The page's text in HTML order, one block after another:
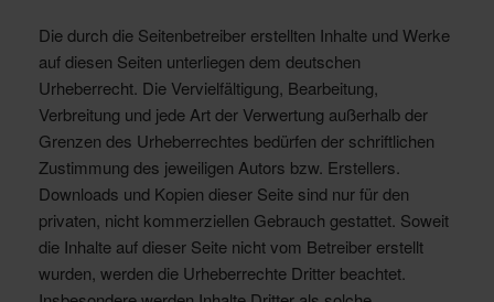
Die durch die Seitenbetreiber erstellten Inhalte und Werke
auf diesen Seiten unterliegen dem deutschen
Urheberrecht. Die Vervielfältigung, Bearbeitung,
Verbreitung und jede Art der Verwertung außerhalb der
Grenzen des Urheberrechtes bedürfen der schriftlichen
Zustimmung des jeweiligen Autors bzw. Erstellers.
Downloads und Kopien dieser Seite sind nur für den
privaten, nicht kommerziellen Gebrauch gestattet. Soweit
die Inhalte auf dieser Seite nicht vom Betreiber erstellt
wurden, werden die Urheberrechte Dritter beachtet.